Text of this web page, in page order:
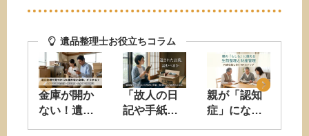
解決
で完了
市】
遺品整理士お役立ちコラム
金庫が開か
ない！遺品
「故人の日
記や手紙」
親が「認知
症」になる